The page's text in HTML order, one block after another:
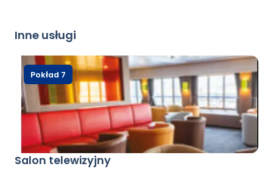
Inne usługi
Salon telewizyjny
Pokład 7